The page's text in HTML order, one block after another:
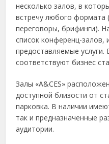
несколько залов, в
встречу любого формата
переговоры, брифинги).
список конференц-залов,
предоставляемые
соответствуют бизнес
Залы «A&CES»
доступной близости от
парковка. В наличии
так и предназначенные
аудитории.